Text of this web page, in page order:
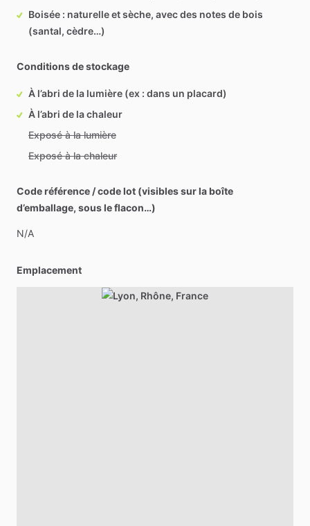
Boisée : naturelle et sèche, avec des notes de bois
(santal, cèdre…)
Conditions de stockage
À l’abri de la lumière (ex : dans un placard)
À l’abri de la chaleur
Exposé à la lumière
Exposé à la chaleur
Code référence / code lot (visibles sur la boîte
d’emballage, sous le flacon…)
N​/​A
Emplacement